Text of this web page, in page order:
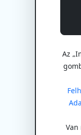
Az
Van